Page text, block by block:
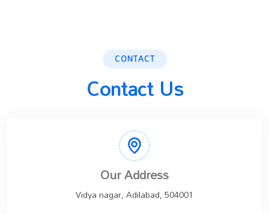
CONTACT
Contact Us
Our Address
Vidya nagar, Adilabad, 504001